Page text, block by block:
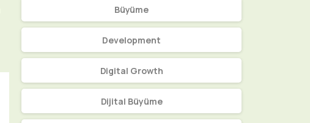
Büyüme
Development
Digital Growth
Dijital Büyüme